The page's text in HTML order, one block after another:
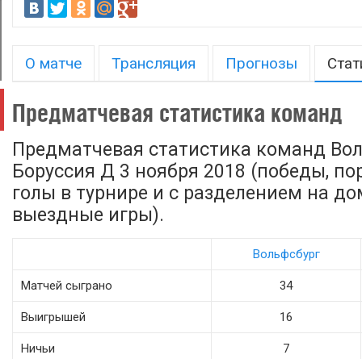
О матче Трансляция Прогнозы
Предматчевая статистика команд
Предматчевая статистика команд
Боруссия Д 3 ноября 2018 (победы,
голы в турнире и с разделением на
выездные игры).
Вольфсбург
Матчей сыграно 34
Выигрышей 16
Ничьи 7